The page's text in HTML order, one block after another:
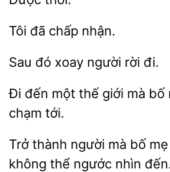
nhận.
Sau đó đi.
Đi một thế mà bố
chạm tới.
Trở thành
mà bố
không thể ngước